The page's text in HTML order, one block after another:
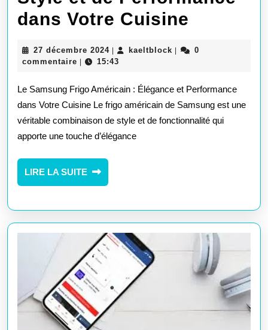
dans Votre Cuisine
:
Alliance
de
dans
Votre
Cuisine
27 décembre 202427
décembre
kaeltblock kaeltblock
0
commentaire
15:43
Le Samsung Frigo Américain : Élégance et Performance
dans Votre Cuisine Le frigo américain de Samsung est une
véritable combinaison de style et de fonctionnalité qui
apporte une touche d’élégance
LIRE LA SUITE
LIRE
LA